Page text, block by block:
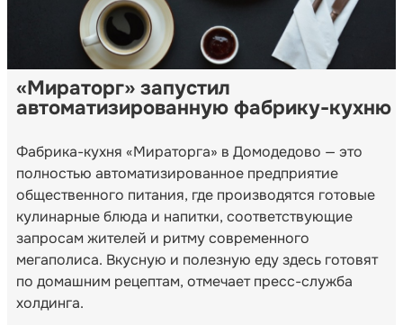
«Мираторг» запустил
автоматизированную фабрику-кухню
Фабрика-кухня «Мираторга» в Домодедово — это
полностью автоматизированное предприятие
общественного питания, где производятся готовые
кулинарные блюда и напитки, соответствующие
запросам жителей и ритму современного
мегаполиса. Вкусную и полезную еду здесь готовят
по домашним рецептам, отмечает пресс-служба
холдинга.